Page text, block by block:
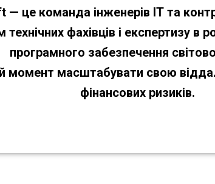
— це команда інженерів ІТ та
фахівців і експертизу в
програмного забезпечення
момент масштабувати свою
фінансових ризиків.